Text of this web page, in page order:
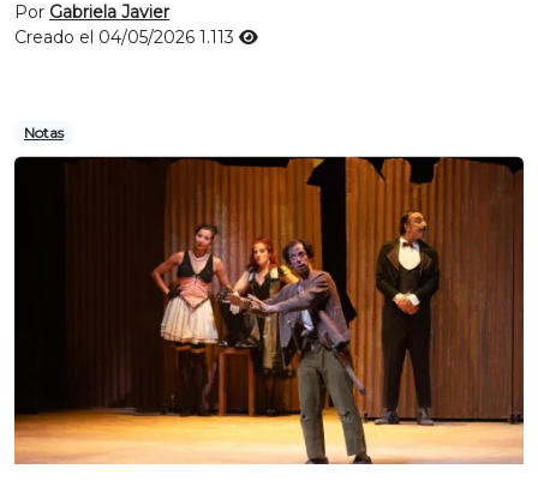
Por Gabriela Javier
Creado el 04/05/2026 1.113
Notas